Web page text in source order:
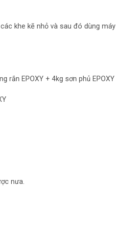
khe kẽ nhỏ và sau đó dùng máy
rắn EPOXY + 4kg sơn phủ EPOXY
nưa.